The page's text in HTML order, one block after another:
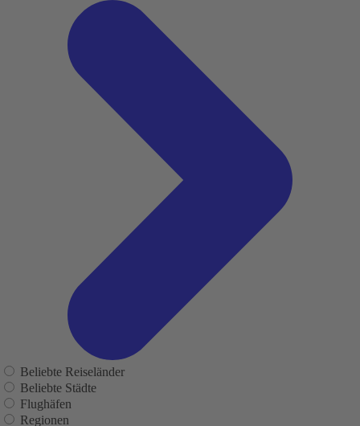
Beliebte Reiseländer
Beliebte Städte
Flughäfen
Regionen